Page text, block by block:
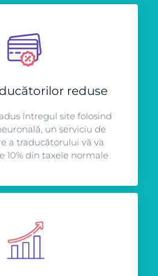
reduse
întregul site folosind
un serviciu de
a traducătorului vă va
10% din taxele normale